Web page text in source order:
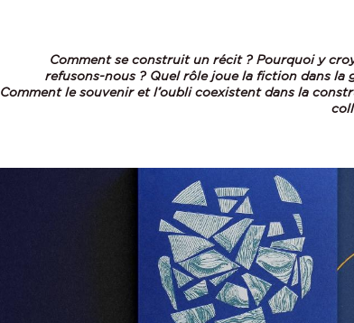
Comment se construit un récit ? Pourquoi y
refusons-nous ? Quel rôle joue la fiction dans la
Comment le souvenir et l’oubli coexistent dans la